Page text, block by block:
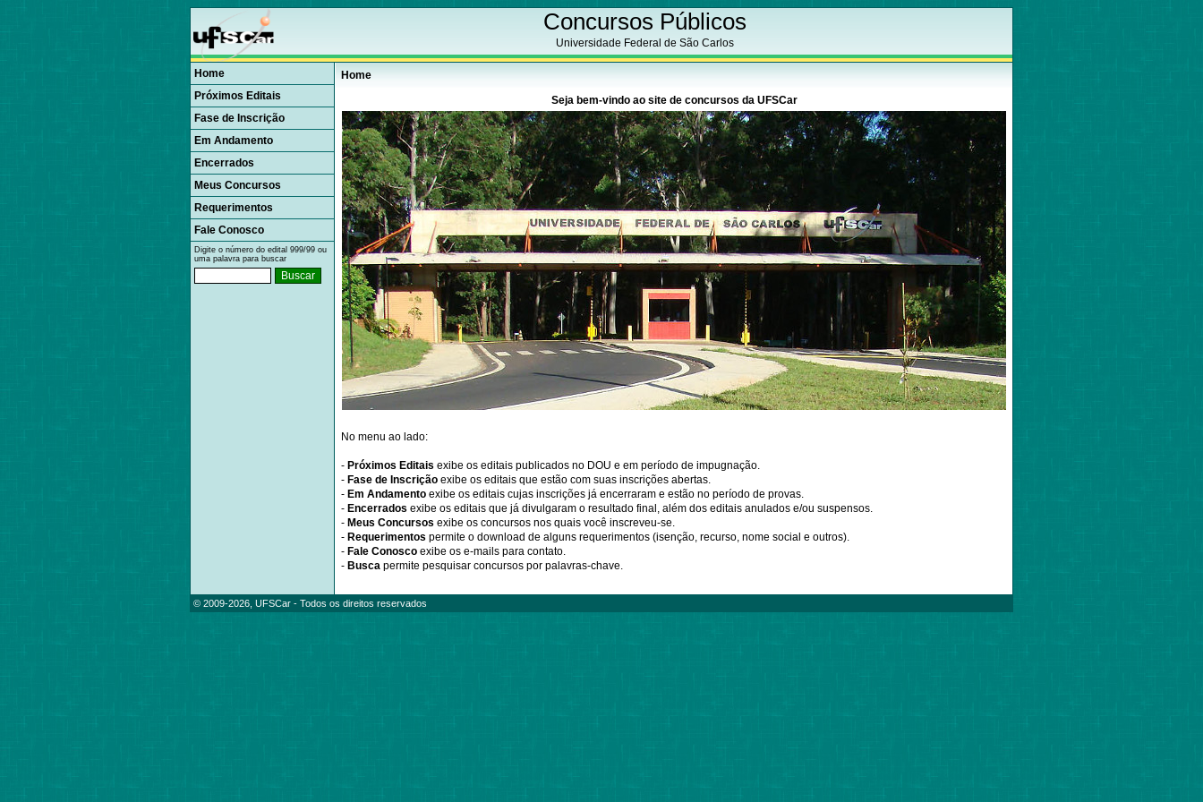
Concursos Públicos
Universidade Federal de São Carlos
Home
Próximos Editais
Fase de Inscrição
Em Andamento
Encerrados
Meus Concursos
Requerimentos
Fale Conosco
Digite o número do edital 999/99 ou
uma palavra para buscar
Home
Seja bem-vindo ao site de concursos da UFSCar
No menu ao lado:
- Próximos Editais exibe os editais publicados no DOU e em período de impugnação.
- Fase de Inscrição exibe os editais que estão com suas inscrições abertas.
- Em Andamento exibe os editais cujas inscrições já encerraram e estão no período de provas.
- Encerrados exibe os editais que já divulgaram o resultado final, além dos editais anulados e/ou suspensos.
- Meus Concursos exibe os concursos nos quais você inscreveu-se.
- Requerimentos permite o download de alguns requerimentos (isenção, recurso, nome social e outros).
- Fale Conosco exibe os e-mails para contato.
- Busca permite pesquisar concursos por palavras-chave.
© 2009-2026, UFSCar - Todos os direitos reservados